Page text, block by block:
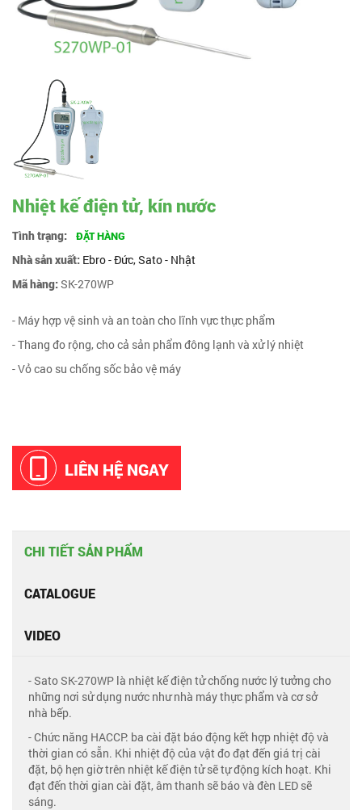
Nhiệt kế điện tử, kín nước
Tình trạng: ĐẶT HÀNG
Nhà sản xuất: Ebro - Đức, Sato - Nhật
Mã hàng:SK-270WP
- Máy hợp vệ sinh và an toàn cho lĩnh vực thực phẩm
- Thang đo rộng, cho cả sản phẩm đông lạnh và xử lý nhiệt
- Vỏ cao su chống sốc bảo vệ máy
LIÊN HỆ NGAY
CHI TIẾT SẢN PHẨM
CATALOGUE
VIDEO
- Sato SK-270WP là nhiệt kế điện tử chống nước lý tưởng cho
những nơi sử dụng nước như nhà máy thực phẩm và cơ sở
nhà bếp.
- Chức năng HACCP: ba cài đặt báo động kết hợp nhiệt độ và
thời gian có sẵn. Khi nhiệt độ của vật đo đạt đến giá trị cài
đặt, bộ hẹn giờ trên nhiệt kế điện tử sẽ tự động kích hoạt. Khi
đạt đến thời gian cài đặt, âm thanh sẽ báo và đèn LED sẽ
sáng.